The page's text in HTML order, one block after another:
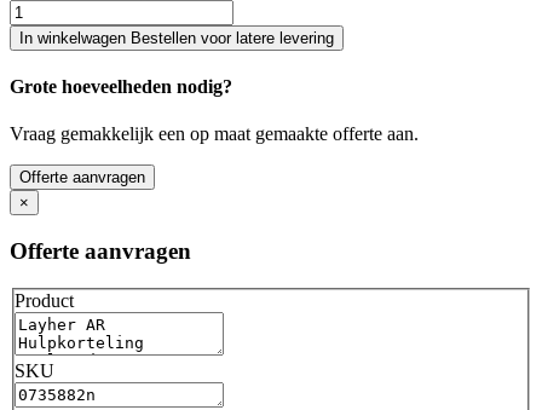
In winkelwagen Bestellen voor latere levering
Grote hoeveelheden nodig?
Vraag gemakkelijk een op maat gemaakte offerte aan.
Offerte aanvragen
×
Offerte aanvragen
Product
SKU